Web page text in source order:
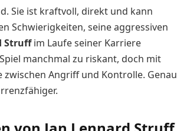
Sie ist kraftvoll, direkt und kann
Schwierigkeiten, seine aggressiven
Struffim Laufe seiner Karriere
manchmal zu riskant, doch mit
Angriff und Kontrolle. Genau